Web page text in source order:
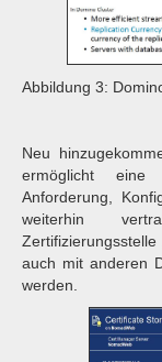
Abbildung 3:
Neu
ermöglicht eine
Anforderung,
weiterhin
Zertifizierungsstelle
auch mit anderen
werden.